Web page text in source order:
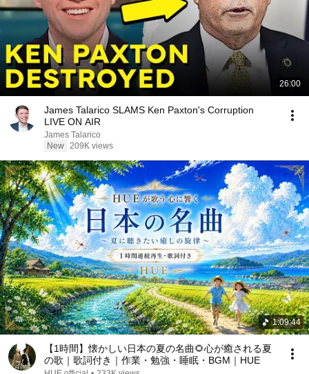
26:00
James Talarico SLAMS Ken Paxton's Corruption
LIVE ON AIR
James Talarico
New 209K views
1:09:44
【1時間】懐かしい日本の夏の名曲🌻心が癒される夏
の歌｜歌詞付き｜作業・勉強・睡眠・BGM｜HUE